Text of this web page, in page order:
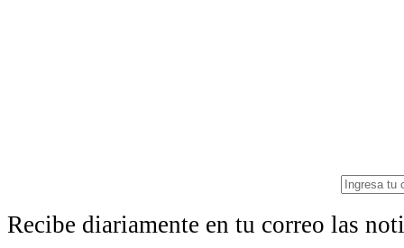
Recibe diariamente en tu correo las